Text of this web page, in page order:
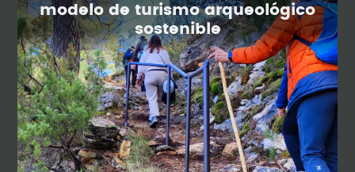
modelo de turismo arqueológico
sostenible